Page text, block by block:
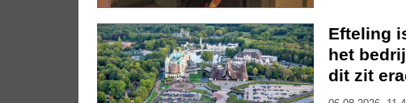
Efteling
het
dit zit